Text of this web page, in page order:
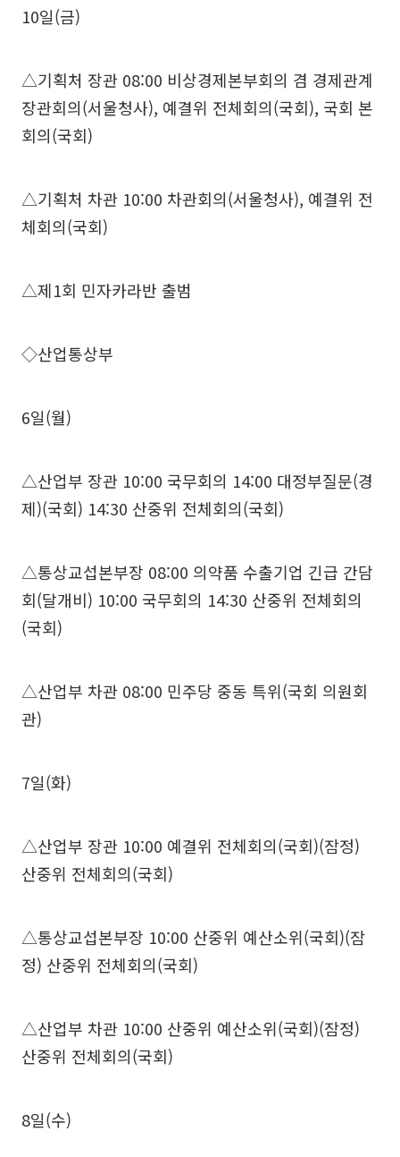
10일(금)
△기획처 장관 08:00 비상경제본부회의 겸 경제관계
장관회의(서울청사), 예결위 전체회의(국회), 국회 본
회의(국회)
△기획처 차관 10:00 차관회의(서울청사), 예결위 전
체회의(국회)
△제1회 민자카라반 출범
◇산업통상부
6일(월)
△산업부 장관 10:00 국무회의 14:00 대정부질문(경
제)(국회) 14:30 산중위 전체회의(국회)
△통상교섭본부장 08:00 의약품 수출기업 긴급 간담
회(달개비) 10:00 국무회의 14:30 산중위 전체회의
(국회)
△산업부 차관 08:00 민주당 중동 특위(국회 의원회
관)
7일(화)
△산업부 장관 10:00 예결위 전체회의(국회)(잠정)
산중위 전체회의(국회)
△통상교섭본부장 10:00 산중위 예산소위(국회)(잠
정) 산중위 전체회의(국회)
△산업부 차관 10:00 산중위 예산소위(국회)(잠정)
산중위 전체회의(국회)
8일(수)